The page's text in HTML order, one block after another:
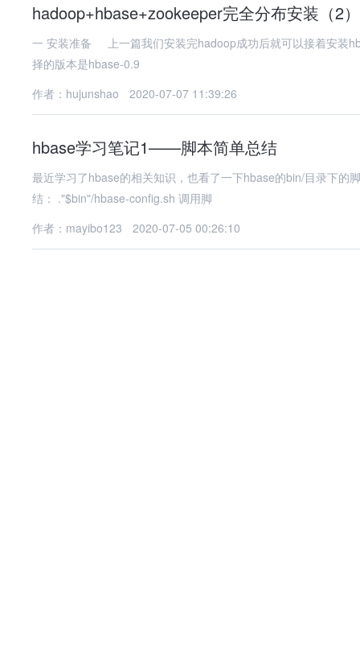
hadoop+hbase+zookeeper完全分布安装（2）
一 安装准备 上一篇我们安装完hadoop成功后就可以接着安装
择的版本是hbase-0.9
作者：hujunshao
2020-07-07 11:39:26
hbase学习笔记1——脚本简单总结
最近学习了hbase的相关知识，也看了一下hbase的bin/目录下的
结： ."$bin"/hbase-config.sh 调用脚
作者：mayibo123
2020-07-05 00:26:10